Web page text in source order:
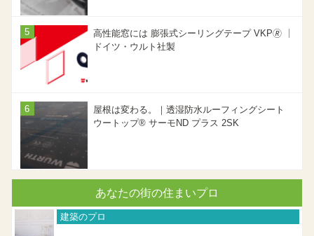
高性能窓には 膨張式シーリングテープ VKP🄬 ｜
ドイツ・ウルト社製
屋根は変わる。｜透湿防水ルーフィングシート
ウートップ® サーモND プラス 2SK
あなたの街の住まいプロ
建築のプロ